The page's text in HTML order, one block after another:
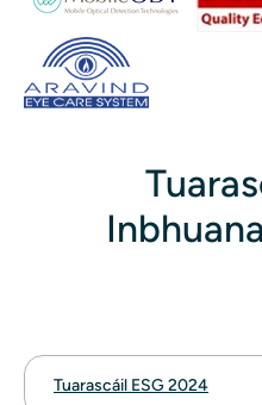
Tuarascáil ESG 2024